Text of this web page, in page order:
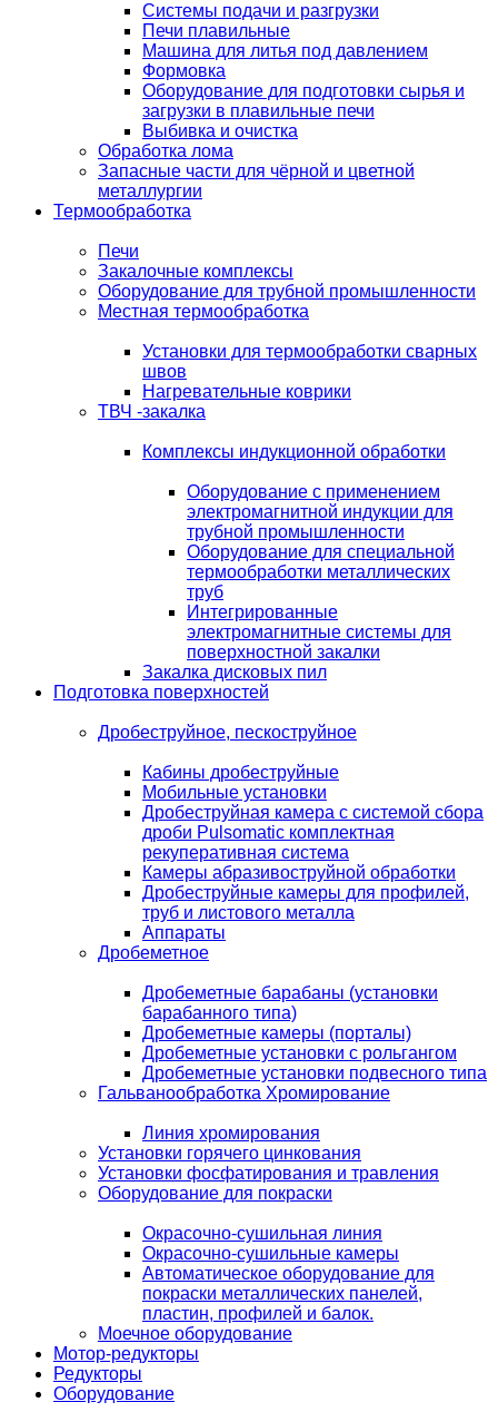
Системы подачи и разгрузки
Печи плавильные
Машина для литья под давлением
Формовка
Оборудование для подготовки сырья и
загрузки в плавильные печи
Выбивка и очистка
Обработка лома
Запасные части для чёрной и цветной
металлургии
Термообработка
Печи
Закалочные комплексы
Оборудование для трубной промышленности
Местная термообработка
Установки для термообработки сварных
швов
Нагревательные коврики
ТВЧ -закалка
Комплексы индукционной обработки
Оборудование с применением
электромагнитной индукции для
трубной промышленности
Оборудование для специальной
термообработки металлических
труб
Интегрированные
электромагнитные системы для
поверхностной закалки
Закалка дисковых пил
Подготовка поверхностей
Дробеструйное, пескоструйное
Кабины дробеструйные
Мобильные установки
Дробеструйная камера с системой сбора
дроби Pulsomatic комплектная
рекуперативная система
Камеры абразивоструйной обработки
Дробеструйные камеры для профилей,
труб и листового металла
Аппараты
Дробеметное
Дробеметные барабаны (установки
барабанного типа)
Дробеметные камеры (порталы)
Дробеметные установки с рольгангом
Дробеметные установки подвесного типа
Гальванообработка Хромирование
Линия хромирования
Установки горячего цинкования
Установки фосфатирования и травления
Оборудование для покраски
Окрасочно-сушильная линия
Окрасочно-сушильные камеры
Автоматическое оборудование для
покраски металлических панелей,
пластин, профилей и балок.
Моечное оборудование
Мотор-редукторы
Редукторы
Оборудование